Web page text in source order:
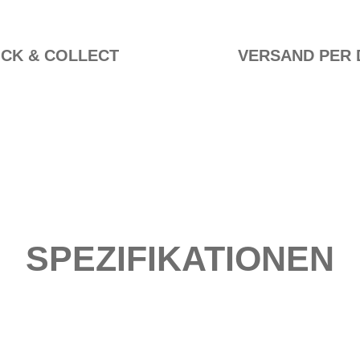
& COLLECT VERSAND PER
SPEZIFIKATIONEN